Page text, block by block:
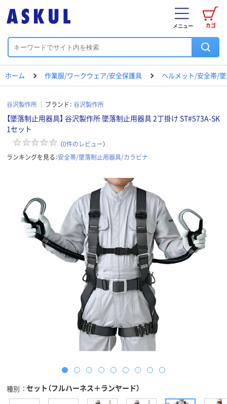
カゴ
メニュー
ホーム 作業服/ワークウェア/安全保護具 ヘルメット/安全帯/
谷沢製作所 ブランド： 谷沢製作所
【墜落制止用器具】 谷沢製作所 墜落制止用器具 2丁掛け ST#573A-SK
1セット
（0件のレビュー）
ランキングを見る：安全帯/墜落制止用器具/カラビナ
種別 セット（フルハーネス＋ランヤード）